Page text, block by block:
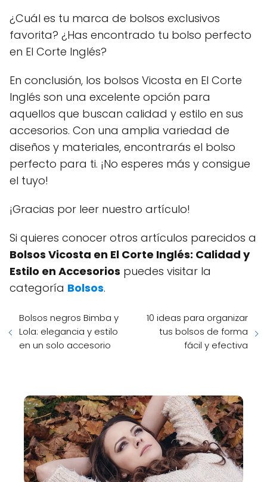
¿Cuál es tu marca de bolsos exclusivos
favorita? ¿Has encontrado tu bolso perfecto
en El Corte Inglés?
En conclusión, los bolsos Vicosta en El Corte
Inglés son una excelente opción para
aquellos que buscan calidad y estilo en sus
accesorios. Con una amplia variedad de
diseños y materiales, encontrarás el bolso
perfecto para ti. ¡No esperes más y consigue
el tuyo!
¡Gracias por leer nuestro artículo!
Si quieres conocer otros artículos parecidos a
Bolsos Vicosta en El Corte Inglés: Calidad y
Estilo en Accesorios puedes visitar la
categoría Bolsos.
Bolsos negros Bimba y
Lola: elegancia y estilo
en un solo accesorio
10 ideas para organizar
tus bolsos de forma
fácil y efectiva